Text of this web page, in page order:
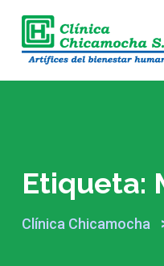
content
Etiqueta:
Clínica Chicamocha